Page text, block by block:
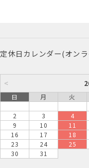
定休日カレンダー(オン
<
日 月 火
2
3 4
9
10 11
16
17 18
23
24 25
30
31